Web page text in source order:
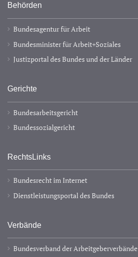
Behörden
Bundesagentur für Arbeit
Bundesminister für Arbeit+Soziales
Justizportal des Bundes und der Länder
Gerichte
Bundesarbeitsgericht
Bundessozialgericht
RechtsLinks
Bundesrecht im Internet
Dienstleistungsportal des Bundes
Verbände
Bundesverband der Arbeitgeberverbände